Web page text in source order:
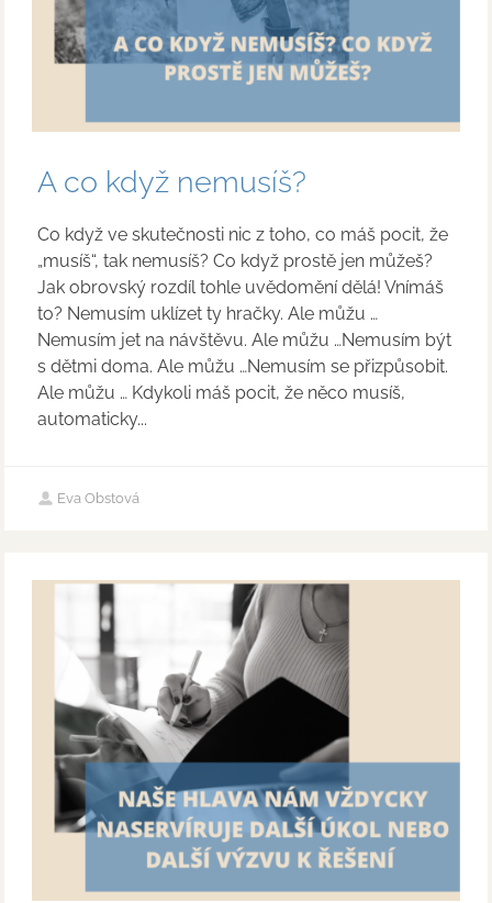
A co když nemusíš?
Co když ve skutečnosti nic z toho, co máš pocit, že
„musíš“, tak nemusíš? Co když prostě jen můžeš?
Jak obrovský rozdíl tohle uvědomění dělá! Vnímáš
to? Nemusím uklízet ty hračky. Ale můžu …
Nemusím jet na návštěvu. Ale můžu …Nemusím být
s dětmi doma. Ale můžu …Nemusím se přizpůsobit.
Ale můžu … Kdykoli máš pocit, že něco musíš,
automaticky...
Eva Obstová